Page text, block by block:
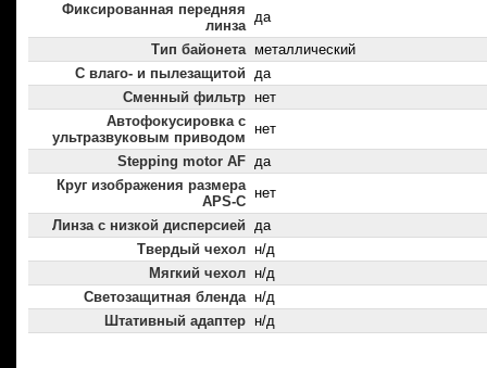
Фиксированная передняя
линза
да
Тип байонета металлический
С влаго- и пылезащитой да
Сменный фильтр нет
Автофокусировка с
ультразвуковым приводом
нет
Stepping motor AF да
Круг изображения размера
APS-C
нет
Линза с низкой дисперсией да
Твердый чехол н/д
Мягкий чехол н/д
Светозащитная бленда н/д
Штативный адаптер н/д